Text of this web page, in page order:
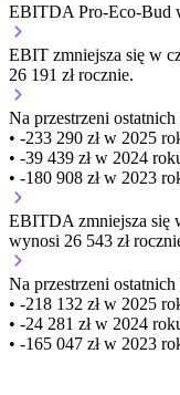
EBITDA Pro-Eco-Bud
EBIT zmniejsza się w
26 191 zł rocznie.
Na przestrzeni
• -233 290 zł w 2025
• -39 439 zł w 2024
• -180 908 zł w 2023
EBITDA zmniejsza się
wynosi 26 543 zł
Na przestrzeni
• -218 132 zł w 2025
• -24 281 zł w 2024
• -165 047 zł w 2023